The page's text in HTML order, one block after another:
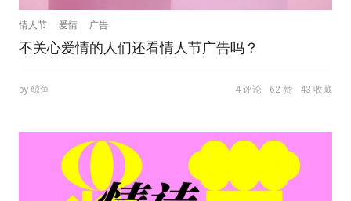
情人节 爱情 广告
不关心爱情的人们还看情人节广告吗？
by 鲸鱼 4 评论 62 赞 43 收藏